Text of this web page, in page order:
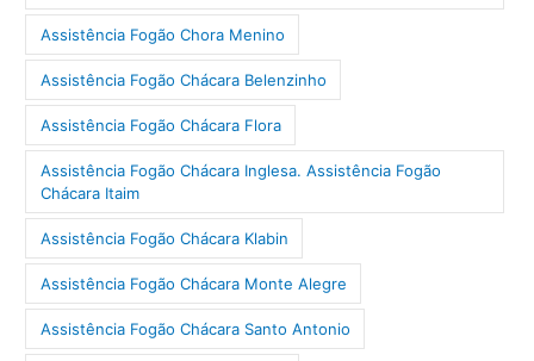
Assistência Fogão Chora Menino
Assistência Fogão Chácara Belenzinho
Assistência Fogão Chácara Flora
Assistência Fogão Chácara Inglesa. Assistência Fogão
Chácara Itaim
Assistência Fogão Chácara Klabin
Assistência Fogão Chácara Monte Alegre
Assistência Fogão Chácara Santo Antonio